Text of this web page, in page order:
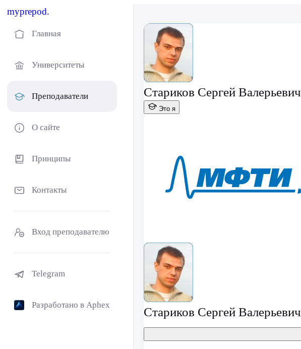
myprepod.
Главная
Университеты
Преподаватели
О сайте
Принципы
Контакты
Вход преподавателю
Telegram
Разработано в Aphex
Стариков Сергей Валерьевич
Это я
Стариков Сергей Валерьевич